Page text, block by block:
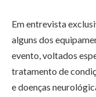
Em entrevista
alguns dos
evento, voltados
tratamento de
e doenças